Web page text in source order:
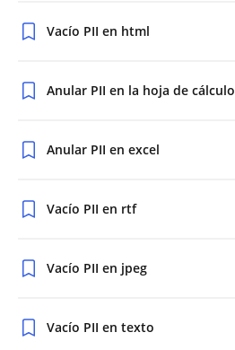
Vacío PII en html
Anular PII en la hoja de cálculo
Anular PII en excel
Vacío PII en rtf
Vacío PII en jpeg
Vacío PII en texto